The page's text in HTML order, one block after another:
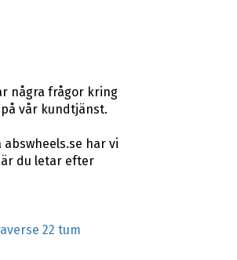
några frågor kring
vår kundtjänst.
har vi
du letar efter
22 tum